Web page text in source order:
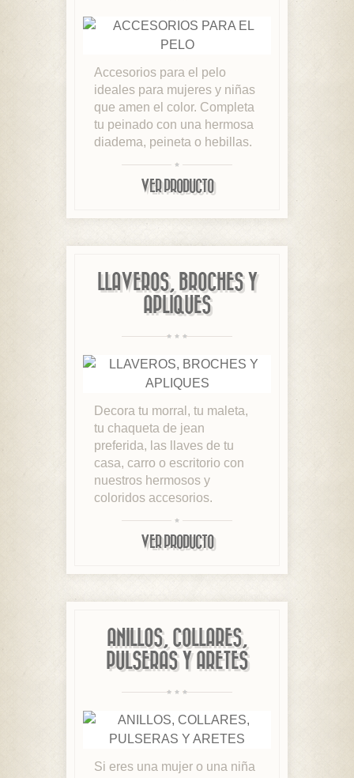
Accesorios para el pelo
ideales para mujeres y niñas
que amen el color. Completa
tu peinado con una hermosa
diadema, peineta o hebillas.
VER PRODUCTO
LLAVEROS, BROCHES Y
APLIQUES
Decora tu morral, tu maleta,
tu chaqueta de jean
preferida, las llaves de tu
casa, carro o escritorio con
nuestros hermosos y
coloridos accesorios.
VER PRODUCTO
ANILLOS, COLLARES,
PULSERAS Y ARETES
Si eres una mujer o una niña